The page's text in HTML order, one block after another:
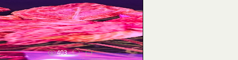
Obrázok
403